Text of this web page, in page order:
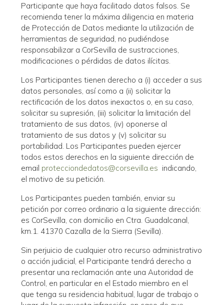
Participante que haya facilitado datos falsos. Se
recomienda tener la máxima diligencia en materia
de Protección de Datos mediante la utilización de
herramientas de seguridad, no pudiéndose
responsabilizar a CorSevilla de sustracciones,
modificaciones o pérdidas de datos ilícitas.
Los Participantes tienen derecho a (i) acceder a sus
datos personales, así como a (ii) solicitar la
rectificación de los datos inexactos o, en su caso,
solicitar su supresión, (iii) solicitar la limitación del
tratamiento de sus datos, (iv) oponerse al
tratamiento de sus datos y (v) solicitar su
portabilidad. Los Participantes pueden ejercer
todos estos derechos en la siguiente dirección de
email protecciondedatos@corsevilla.es indicando,
el motivo de su petición.
Los Participantes pueden también, enviar su
petición por correo ordinario a la siguiente dirección:
es CorSevilla, con domicilio en Ctra. Guadalcanal,
km.1. 41370 Cazalla de la Sierra (Sevilla).
Sin perjuicio de cualquier otro recurso administrativo
o acción judicial, el Participante tendrá derecho a
presentar una reclamación ante una Autoridad de
Control, en particular en el Estado miembro en el
que tenga su residencia habitual, lugar de trabajo o